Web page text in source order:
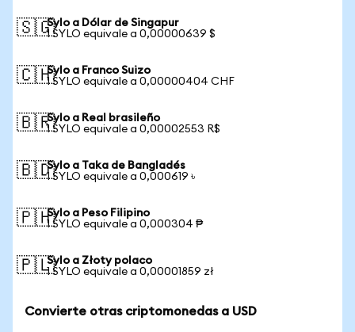
🇸🇬Sylo a Dólar de Singapur
1 SYLO equivale a 0,00000639 $
🇨🇭Sylo a Franco Suizo
1 SYLO equivale a 0,00000404 CHF
🇧🇷Sylo a Real brasileño
1 SYLO equivale a 0,00002553 R$
🇧🇩Sylo a Taka de Bangladés
1 SYLO equivale a 0,000619 ৳
🇵🇭Sylo a Peso Filipino
1 SYLO equivale a 0,000304 ₱
🇵🇱Sylo a Złoty polaco
1 SYLO equivale a 0,00001859 zł
Convierte otras criptomonedas a USD